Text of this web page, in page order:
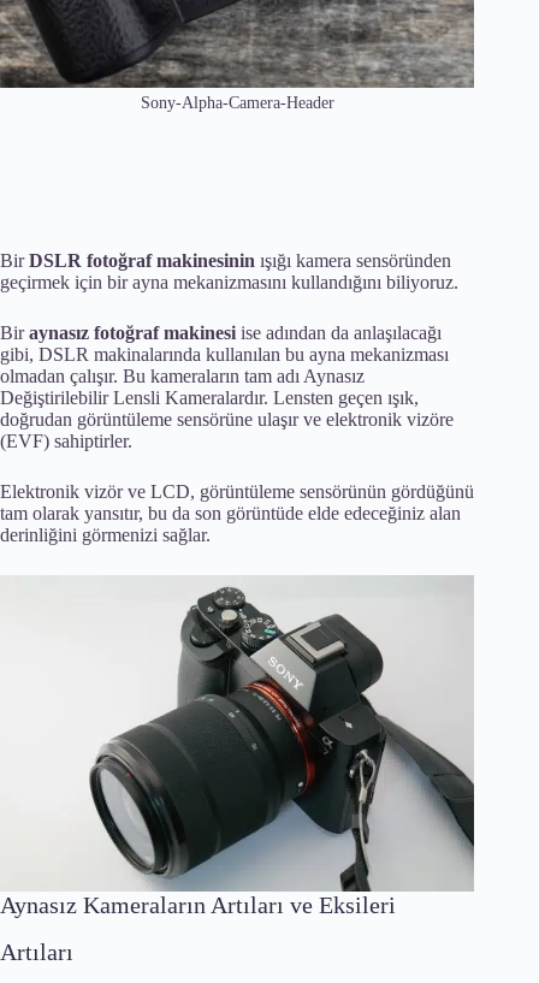
Sony-Alpha-Camera-Header
BirDSLR fotoğraf makinesinin ışığı kamera sensöründen
geçirmek için bir ayna mekanizmasını kullandığını biliyoruz.
Biraynasız fotoğraf makinesi ise adından da anlaşılacağı
gibi, DSLR makinalarında kullanılan bu ayna mekanizması
olmadan çalışır. Bu kameraların tam adı Aynasız
Değiştirilebilir Lensli Kameralardır. Lensten geçen ışık,
doğrudan görüntüleme sensörüne ulaşır ve elektronik vizöre
(EVF) sahiptirler.
Elektronik vizör ve LCD, görüntüleme sensörünün gördüğünü
tam olarak yansıtır, bu da son görüntüde elde edeceğiniz alan
derinliğini görmenizi sağlar.
Aynasız Kameraların Artıları ve Eksileri
Artıları